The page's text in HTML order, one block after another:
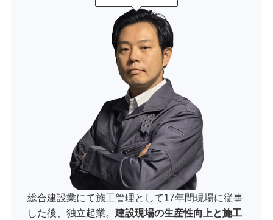
総合建設業にて施工管理として17年間現場に従事
した後、独立起業。 建設現場の生産性向上と施工